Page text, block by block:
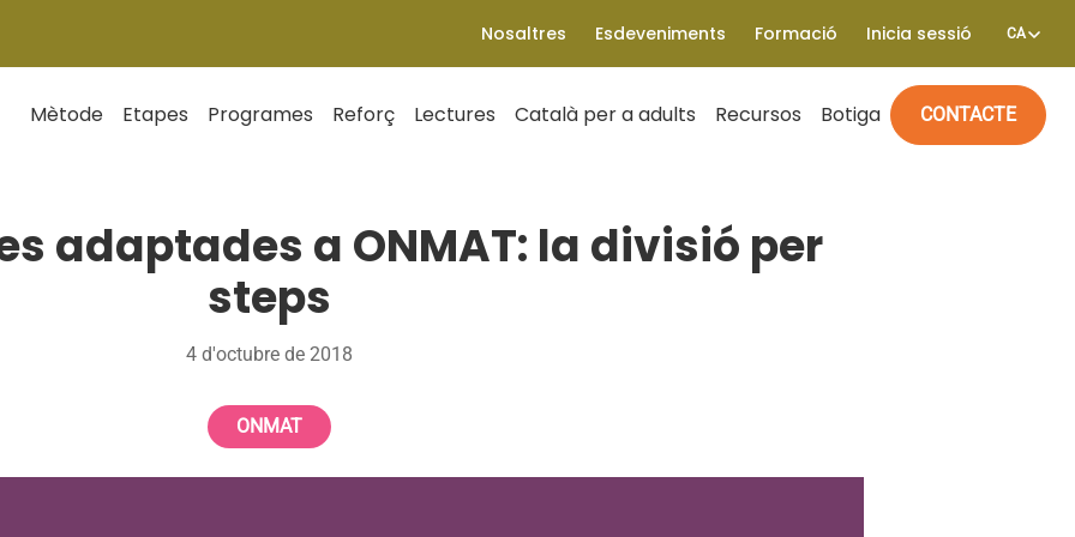
Nosaltres Esdeveniments Formació Inicia sessió CA
Mètode Etapes Programes Reforç Lectures Català per a adults Recursos Botiga CONTACTE
adaptades a ONMAT: la divisió per
steps
4 d'octubre de 2018
ONMAT